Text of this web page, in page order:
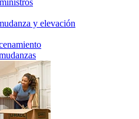
y elevación